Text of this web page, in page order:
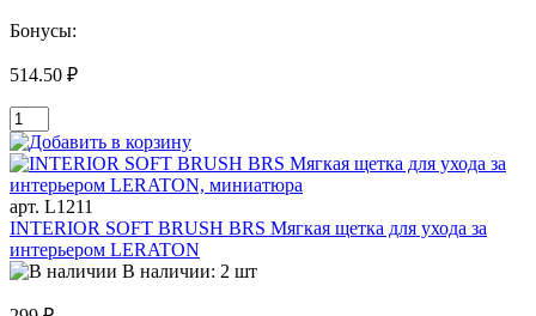
Бонусы:
514.50 ₽
арт. L1211
INTERIOR SOFT BRUSH BRS Мягкая щетка для ухода за
интерьером LERATON
В наличии: 2 шт